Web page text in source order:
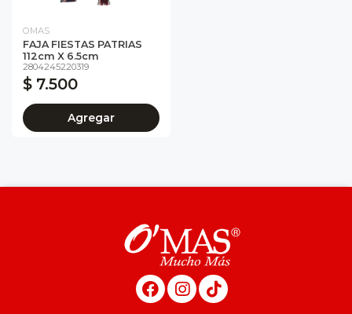
OMAS
FAJA FIESTAS PATRIAS
112cm X 6.5cm
2804245220319
$ 7.500
Agregar